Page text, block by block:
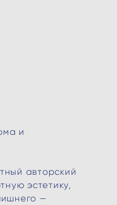
и
авторский
эстетику,
—